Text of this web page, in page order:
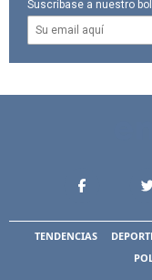
Suscríbase a nuestro
TENDENCIAS